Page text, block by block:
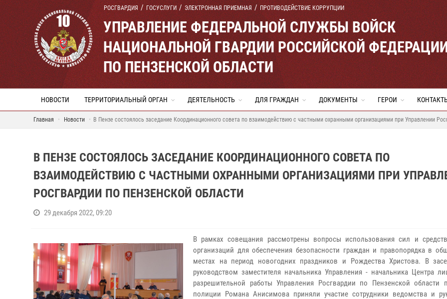
РОСГВАРДИЯ ГОСУСЛУГИ ЭЛЕКТРОННАЯ ПРИЕМНАЯ ПРОТИВОДЕЙСТВИЕ КОРРУПЦИИ
УПРАВЛЕНИЕ ФЕДЕРАЛЬНОЙ СЛУЖБЫ ВОЙСК
НАЦИОНАЛЬНОЙ ГВАРДИИ РОССИЙСКОЙ
ПО ПЕНЗЕНСКОЙ ОБЛАСТИ
НОВОСТИ ТЕРРИТОРИАЛЬНЫЙ ОРГАН ДЕЯТЕЛЬНОСТЬ ДЛЯ ГРАЖДАН ДОКУМЕНТЫ ГЕРОИ
Главная Новости В Пензе состоялось заседание Координационного совета по взаимодействию с частными охранными организациями при Управлении
В ПЕНЗЕ СОСТОЯЛОСЬ ЗАСЕДАНИЕ КООРДИНАЦИОННОГО СОВЕТА ПО
ВЗАИМОДЕЙСТВИЮ С ЧАСТНЫМИ ОХРАННЫМИ ОРГАНИЗАЦИЯМИ ПРИ
РОСГВАРДИИ ПО ПЕНЗЕНСКОЙ ОБЛАСТИ
29 декабря 2022, 09:20
В рамках совещания рассмотрены вопросы использования сил и
организаций для обеспечения безопасности граждан и правопорядка в
местах на период новогодних праздников и Рождества Христова. В
руководством заместителя начальника Управления - начальника Центра
разрешительной работы Управления Росгвардии по Пензенской области
полиции Романа Анисимова приняли участие сотрудники ведомства и